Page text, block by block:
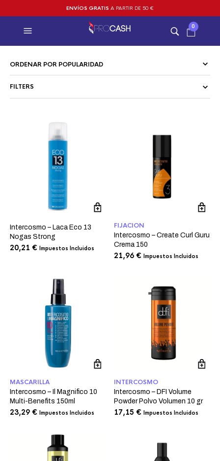
ENVÍOS GRATIS A PARTIR DE 50 €
0
FILTERS
Intercosmo – Laca Eco 13
Nogas Strong
20,21 € Impuestos Incluidos
FIJACION
Intercosmo – Create Curl Guru
Crema 150
21,96 € Impuestos Incluidos
MASCARILLA
Intercosmo – Il Magnifico 10
Multi-Benefits 150ml
23,29 € Impuestos Incluidos
INTERCOSMO
Intercosmo – DFI Volume
Powder Polvo Volumen 10 gr
17,15 € Impuestos Incluidos